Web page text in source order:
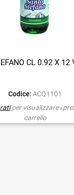
CL 0.92 X 12
Codice: ACQ1101
per visualizzare i
carrello